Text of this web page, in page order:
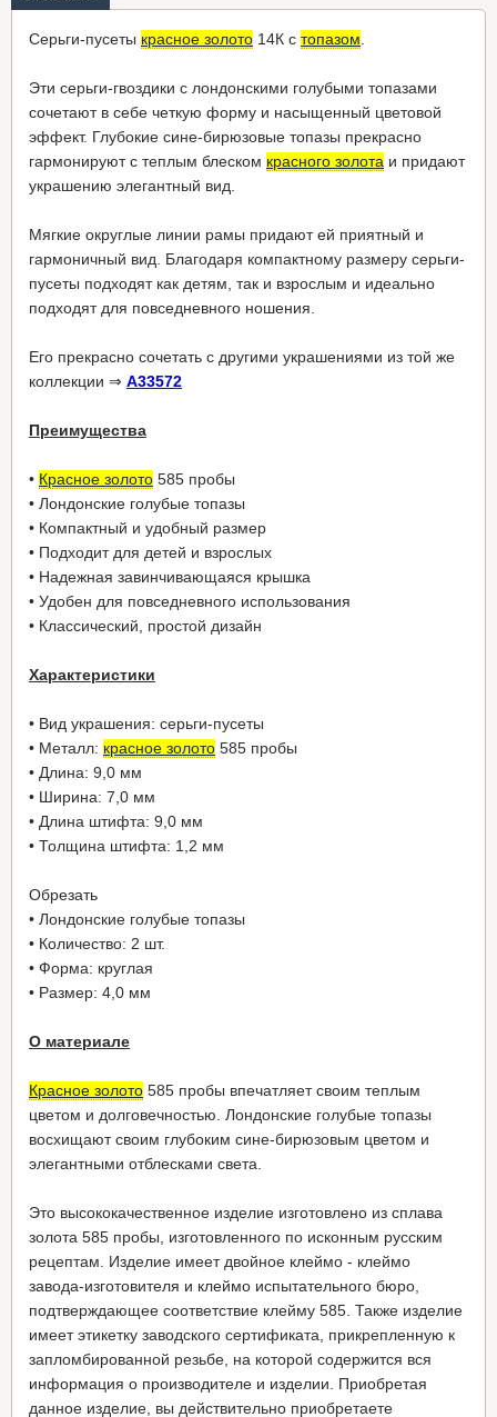
Серьги-пусеты красное золото 14К с топазом
Эти серьги-гвоздики с лондонскими голубыми топазами
сочетают в себе четкую форму и насыщенный цветовой
эффект. Глубокие сине-бирюзовые топазы прекрасно
гармонируют с теплым блеском красного золота и придают
украшению элегантный вид.
Мягкие округлые линии рамы придают ей приятный и
гармоничный вид. Благодаря компактному размеру серьги-
пусеты подходят как детям, так и взрослым и идеально
подходят для повседневного ношения.
Его прекрасно сочетать с другими украшениями из той же
коллекции ⇒ A33572
Преимущества
• Красное золото 585 пробы
• Лондонские голубые топазы
• Компактный и удобный размер
• Подходит для детей и взрослых
• Надежная завинчивающаяся крышка
• Удобен для повседневного использования
• Классический, простой дизайн
Характеристики
• Вид украшения: серьги-пусеты
• Металл: красное золото 585 пробы
• Длина: 9,0 мм
• Ширина: 7,0 мм
• Длина штифта: 9,0 мм
• Толщина штифта: 1,2 мм
Обрезать
• Лондонские голубые топазы
• Количество: 2 шт.
• Форма: круглая
• Размер: 4,0 мм
О материале
Красное золото 585 пробы впечатляет своим теплым
цветом и долговечностью. Лондонские голубые топазы
восхищают своим глубоким сине-бирюзовым цветом и
элегантными отблесками света.
Это высококачественное изделие изготовлено из сплава
золота 585 пробы, изготовленного по исконным русским
рецептам. Изделие имеет двойное клеймо - клеймо
завода-изготовителя и клеймо испытательного бюро,
подтверждающее соответствие клейму 585. Также изделие
имеет этикетку заводского сертификата, прикрепленную к
запломбированной резьбе, на которой содержится вся
информация о производителе и изделии. Приобретая
данное изделие, вы действительно приобретаете